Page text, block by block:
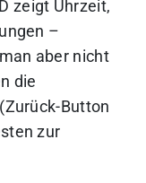
zeigt Uhrzeit,
–
aber nicht
die
Button
zur